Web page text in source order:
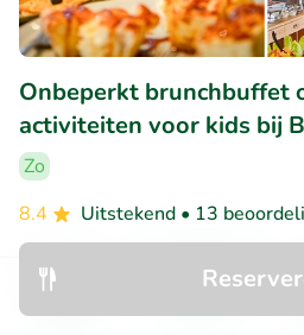
Onbeperkt brunchbuffet
activiteiten voor kids bij
Zo
8.4
Uitstekend • 13
Betch - Louvain-la-Neuve
Ottignies-Louvain-la-Neuve